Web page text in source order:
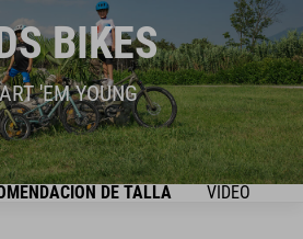
BIKES
'EM YOUNG
DE TALLA VIDEO